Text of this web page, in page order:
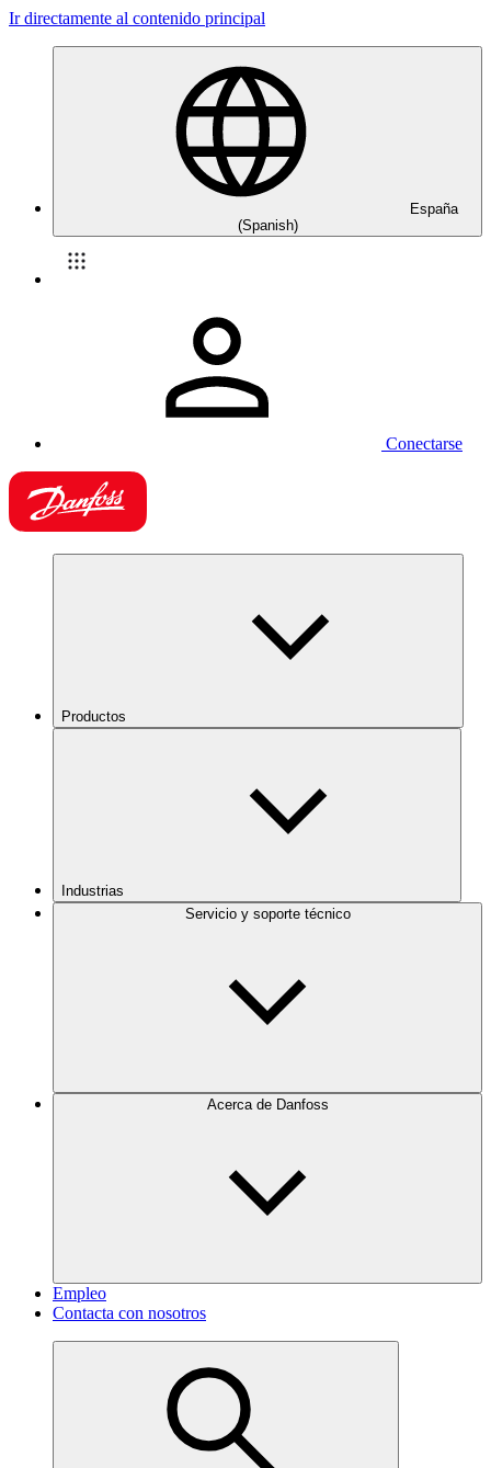
Ir directamente al contenido principal
España
(Spanish)
Conectarse
Productos
Industrias
Servicio y soporte técnico
Acerca de Danfoss
Empleo
Contacta con nosotros